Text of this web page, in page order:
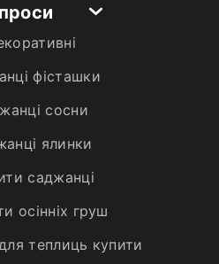
фісташки
сосни
ялинки
саджанці
осінніх груш
теплиць купити